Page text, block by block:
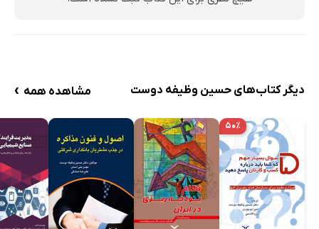
دیگر کتاب‌های حسین وظیفه دوست مشاهده همه ›
۵۰٪